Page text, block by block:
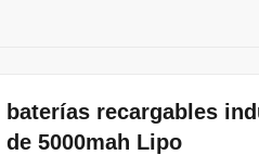
baterías recargables
de 5000mah Lipo